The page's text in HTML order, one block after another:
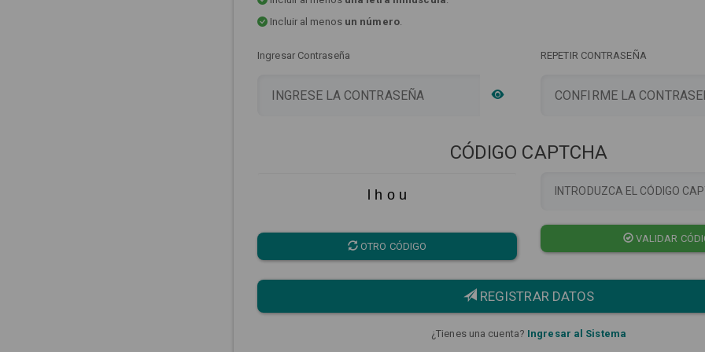
Incluir al menos un número.
Ingresar Contraseña REPETIR CONTRASEÑA
CÓDIGO CAPTCHA
l h o u
OTRO CÓDIGO
VALIDAR
REGISTRAR DATOS
¿Tienes una cuenta? Ingresar al Sistema